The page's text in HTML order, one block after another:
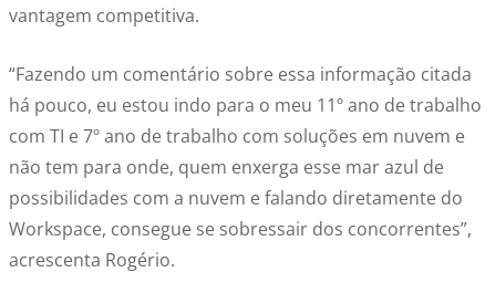
vantagem competitiva.
“Fazendo um comentário sobre essa informação citada
há pouco, eu estou indo para o meu 11º ano de trabalho
com TI e 7º ano de trabalho com soluções em nuvem e
não tem para onde, quem enxerga esse mar azul de
possibilidades com a nuvem e falando diretamente do
Workspace, consegue se sobressair dos concorrentes”,
acrescenta Rogério.